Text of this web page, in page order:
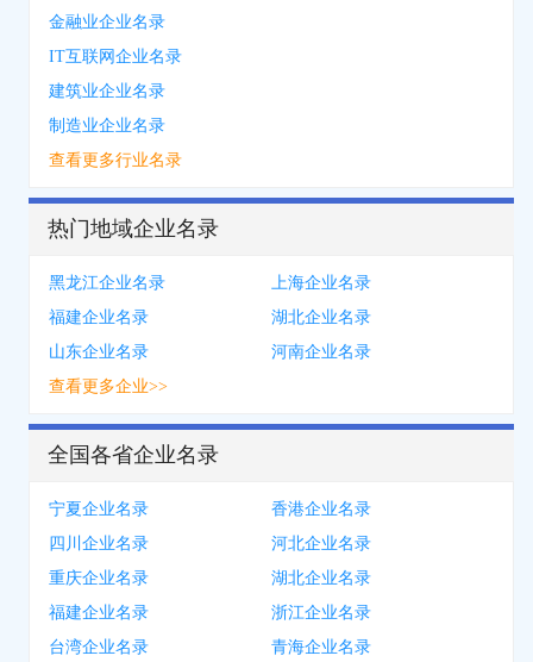
金融业企业名录
IT互联网企业名录
建筑业企业名录
制造业企业名录
查看更多行业名录
热门地域企业名录
黑龙江企业名录
上海企业名录
福建企业名录
湖北企业名录
山东企业名录
河南企业名录
查看更多企业>>
全国各省企业名录
宁夏企业名录
香港企业名录
四川企业名录
河北企业名录
重庆企业名录
湖北企业名录
福建企业名录
浙江企业名录
台湾企业名录
青海企业名录